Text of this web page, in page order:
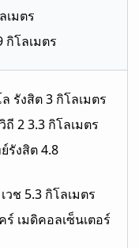
เมตร
กิโลเมตร
รังสิต 3 กิโลเมตร
2 3.3 กิโลเมตร
รังสิต 4.8
ช 5.3 กิโลเมตร
เมดิคอลเซ็นเตอร์